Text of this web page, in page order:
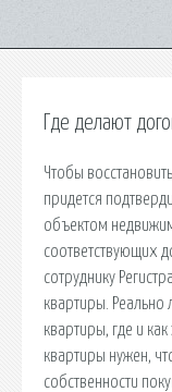
Где делают
Чтобы
придется
объектом
соответствующих
сотруднику
квартиры. Реально
квартиры, где и
квартиры нужен,
собственности